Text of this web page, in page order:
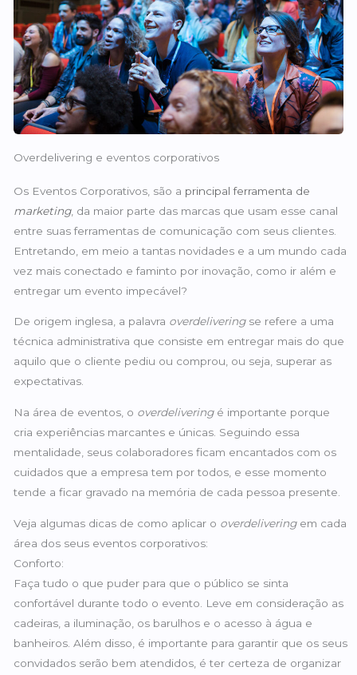
Overdelivering e eventos corporativos
Os Eventos Corporativos, são a principal ferramenta de
marketing, da maior parte das marcas que usam esse canal
entre suas ferramentas de comunicação com seus clientes.
Entretando, em meio a tantas novidades e a um mundo cada
vez mais conectado e faminto por inovação, como ir além e
entregar um evento impecável?
De origem inglesa, a palavra overdeliveringse refere a uma
técnica administrativa que consiste em entregar mais do que
aquilo que o cliente pediu ou comprou, ou seja, superar as
expectativas.
Na área de eventos, o overdeliveringé importante porque
cria experiências marcantes e únicas. Seguindo essa
mentalidade, seus colaboradores ficam encantados com os
cuidados que a empresa tem por todos, e esse momento
tende a ficar gravado na memória de cada pessoa presente.
Veja algumas dicas de como aplicar o overdeliveringem cada
área dos seus eventos corporativos:
Conforto:
Faça tudo o que puder para que o público se sinta
confortável durante todo o evento. Leve em consideração as
cadeiras, a iluminação, os barulhos e o acesso à água e
banheiros. Além disso, é importante para garantir que os seus
convidados serão bem atendidos, é ter certeza de organizar